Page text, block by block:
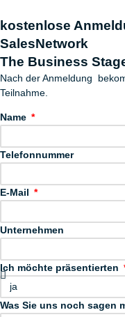
kostenlose
SalesNetwork
The Business
Nach der Anmeldung
Teilnahme.
Name
Telefonnummer
E-Mail
Unternehmen
Ich möchte präsentierten
Was Sie uns noch sagen